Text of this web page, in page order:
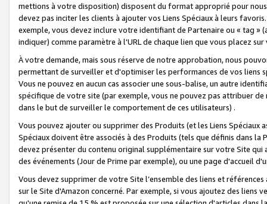
mettions à votre disposition) disposent du format approprié pour
devez pas inciter les clients à ajouter vos Liens Spéciaux à leurs
exemple, vous devez inclure votre identifiant de Partenaire ou « tag
indiquer) comme paramètre à l'URL de chaque lien que vous placez
À votre demande, mais sous réserve de notre approbation, nous
permettant de surveiller et d'optimiser les performances de vos liens
Vous ne pouvez en aucun cas associer une sous-balise, un autre
spécifique de votre site (par exemple, vous ne pouvez pas attribuer
dans le but de surveiller le comportement de ces utilisateurs) .
Vous pouvez ajouter ou supprimer des Produits (et les Liens
Spéciaux doivent être associés à des Produits (tels que définis dans
devez présenter du contenu original supplémentaire sur votre Site qui
des événements (Jour de Prime par exemple), ou une page d'accueil
Vous devez supprimer de votre Site l’ensemble des liens et
sur le Site d'Amazon concerné. Par exemple, si vous ajoutez des